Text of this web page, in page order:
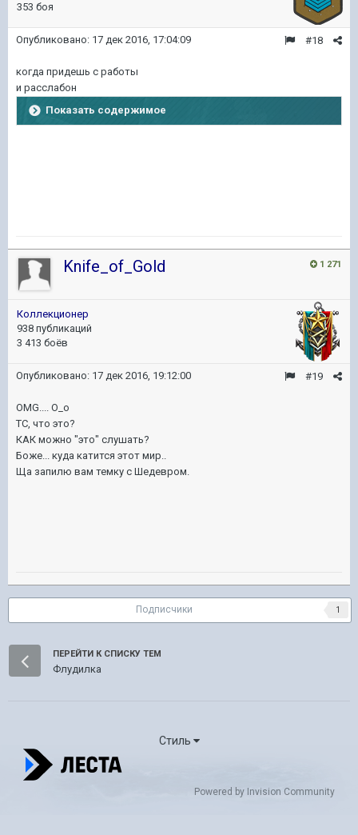
353 боя
#18
Опубликовано: 17 дек 2016, 17:04:09
когда придешь с работы
и расслабон
Показать содержимое
1 271
Knife_of_Gold
Коллекционер
938 публикаций
3 413 боёв
#19
Опубликовано: 17 дек 2016, 19:12:00
OMG.... O_o
ТС, что это?
КАК можно "это" слушать?
Боже... куда катится этот мир..
Ща запилю вам темку с Шедевром.
Подписчики 1
ПЕРЕЙТИ К СПИСКУ ТЕМ
Флудилка
Стиль
Powered by Invision Community